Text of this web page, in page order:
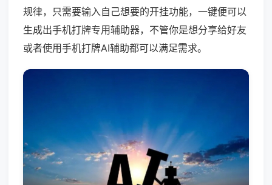
规律，只需要输入自己想要的开挂功能，一键便可以
生成出手机打牌专用辅助器，不管你是想分享给好友
或者使用手机打牌AI辅助都可以满足需求。